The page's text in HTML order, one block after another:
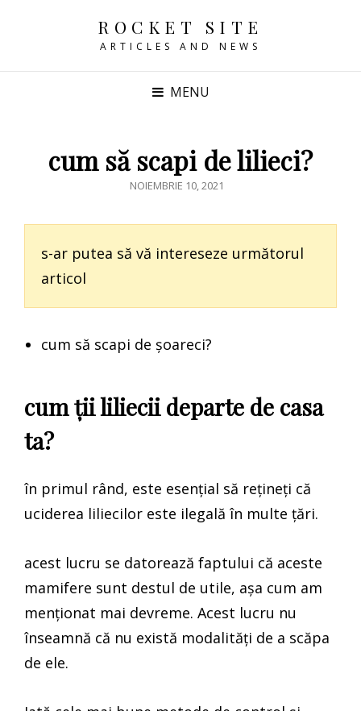
ROCKET SITE
ARTICLES AND NEWS
MENU
cum să scapi de lilieci?
POSTED
NOIEMBRIE 10, 2021
s-ar putea să vă intereseze următorul
articol
cum să scapi de șoareci?
cum ții liliecii departe de casa
ta?
în primul rând, este esențial să rețineți că
uciderea liliecilor este ilegală în multe țări.
acest lucru se datorează faptului că aceste
mamifere sunt destul de utile, așa cum am
menționat mai devreme. Acest lucru nu
înseamnă că nu există modalități de a scăpa
de ele.